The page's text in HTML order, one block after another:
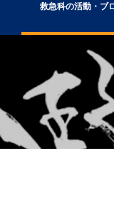
救急科の活動・ブ